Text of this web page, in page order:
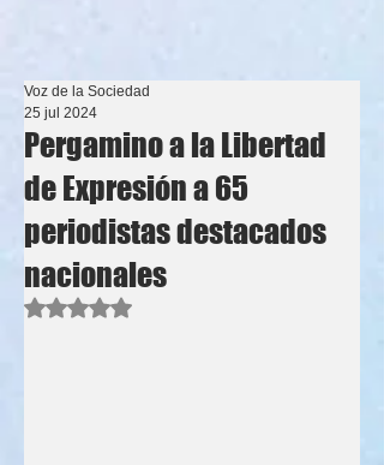
Pergamino a la Libertad
de Expresión a 65
periodistas destacados
nacionales
Voz de la Sociedad
25 jul 2024
Obtuvo NaN de 5 estrellas.